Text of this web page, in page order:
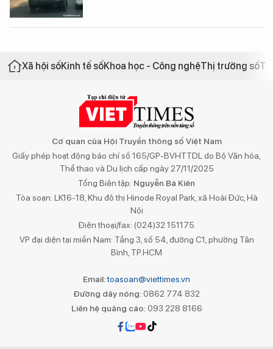
Xã hội sốKinh tế sốKhoa học - Công nghệThị trường số
Cơ quan của Hội Truyền thông số Việt Nam
Giấy phép hoạt động báo chí số 165/GP-BVHTTDL do Bộ Văn hóa,
Thể thao và Du lịch cấp ngày 27/11/2025
Tổng Biên tập: Nguyễn Bá Kiên
Tòa soạn: LK16-18, Khu đô thị Hinode Royal Park, xã Hoài Đức, Hà
Nội
Điện thoại/fax: (024)32 151175
VP đại diện tại miền Nam: Tầng 3, số 54, đường C1, phường Tân
Bình, TP.HCM
Email:toasoan@viettimes.vn
Đường dây nóng: 0862 774 832
Liên hệ quảng cáo:093 228 8166